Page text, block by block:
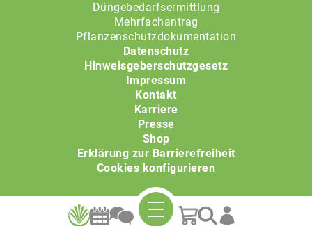
Düngebedarfsermittlung
Mehrfachantrag
Pflanzenschutzdokumentation
Datenschutz
Hinweisgeberschutzgesetz
Impressum
Kontakt
Karriere
Presse
Shop
Erklärung zur Barrierefreiheit
Cookies konfigurieren